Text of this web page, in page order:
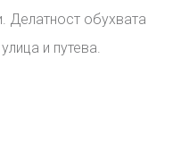
обухвата
и путева.